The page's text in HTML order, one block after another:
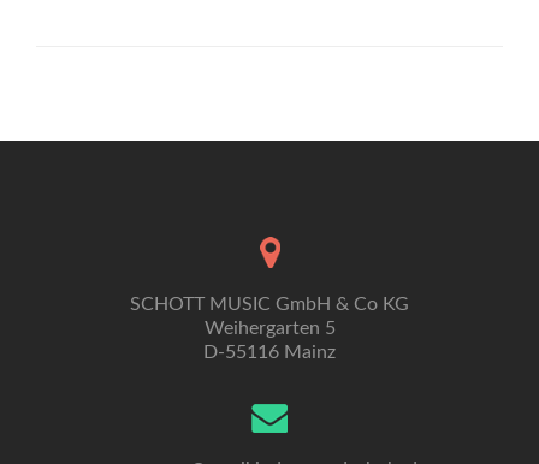
SCHOTT MUSIC GmbH & Co KG
Weihergarten 5
D-55116 Mainz